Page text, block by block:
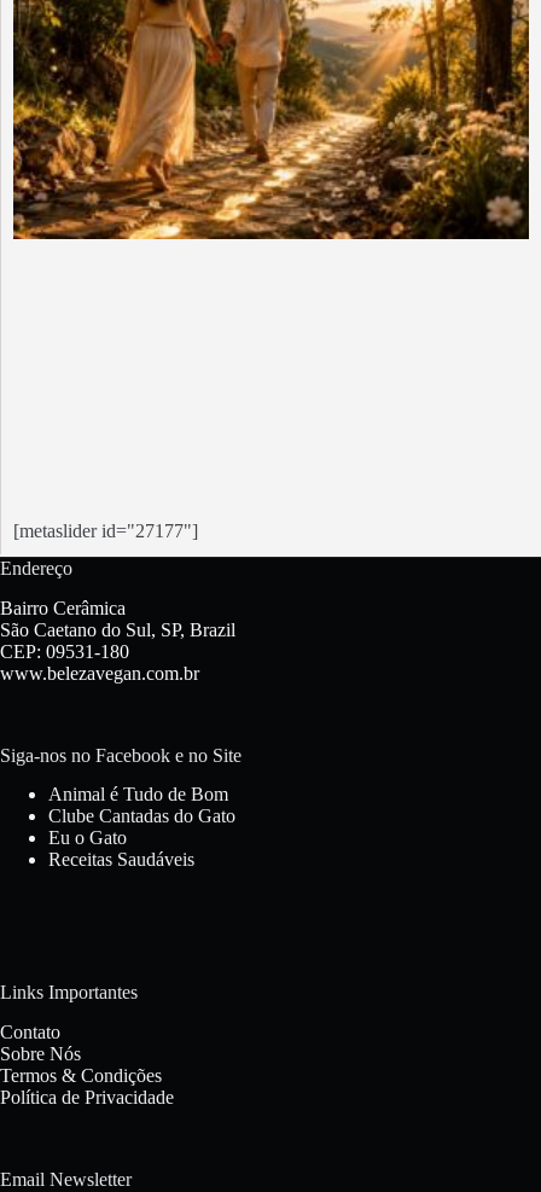
[metaslider id="27177"]
Endereço
Bairro Cerâmica
São Caetano do Sul, SP, Brazil
CEP: 09531-180
www.belezavegan.com.br
Siga-nos no Facebook e no Site
Animal é Tudo de Bom
Clube Cantadas do Gato
Eu o Gato
Receitas Saudáveis
Links Importantes
Contato
Sobre Nós
Termos & Condições
Política de Privacidade
Email Newsletter